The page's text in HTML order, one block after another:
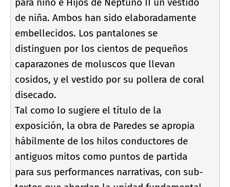
de niña. Ambos han sido elaboradamente
embellecidos. Los pantalones se
distinguen por los cientos de pequeños
caparazones de moluscos que llevan
cosidos, y el vestido por su pollera de coral
disecado.
Tal como lo sugiere el tí­tulo de la
exposición, la obra de Paredes se apropia
hábilmente de los hilos conductores de
antiguos mitos como puntos de partida
para sus performances narrativas, con sub-